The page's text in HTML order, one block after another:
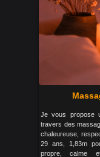
Je vous propose
travers des
chaleureuse,
29 ans, 1,83m
propre, calme